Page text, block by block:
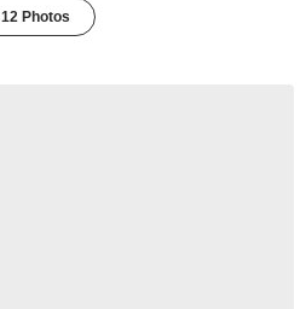
12 Photos